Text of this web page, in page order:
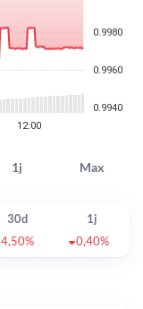
1j Max
30d
1j
4,50% 0,40%